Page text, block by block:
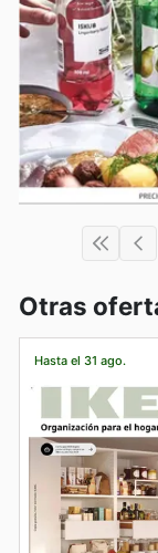
Otras
Hasta el 31 ago.